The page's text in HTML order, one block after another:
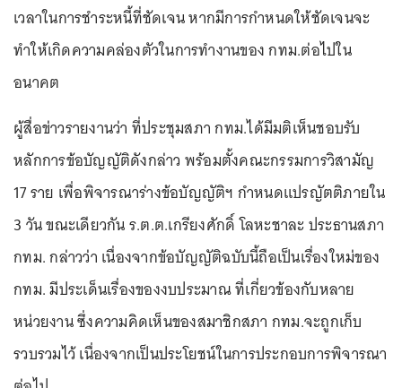
เวลาในการชำระหนี้ที่ชัดเจน หากมีการกำหนดให้ชัดเจนจะ
ทำให้เกิดความคล่องตัวในการทำงานของ กทม.ต่อไปใน
อนาคต
ผู้สื่อข่าวรายงานว่า ที่ประชุมสภา กทม.ได้มีมติเห็นชอบรับ
หลักการข้อบัญญัติดังกล่าว พร้อมตั้งคณะกรรมการวิสามัญ
17 ราย เพื่อพิจารณาร่างข้อบัญญัติฯ กำหนดแปรญัตติภายใน
3 วัน ขณะเดียวกัน ร.ต.ต.เกรียงศักดิ์ โลหะชาละ ประธานสภา
กทม. กล่าวว่า เนื่องจากข้อบัญญัติฉบับนี้ถือเป็นเรื่องใหม่ของ
กทม. มีประเด็นเรื่องของงบประมาณ ที่เกี่ยวข้องกับหลาย
หน่วยงาน ซึ่งความคิดเห็นของสมาชิกสภา กทม.จะถูกเก็บ
รวบรวมไว้ เนื่องจากเป็นประโยชน์ในการประกอบการพิจารณา